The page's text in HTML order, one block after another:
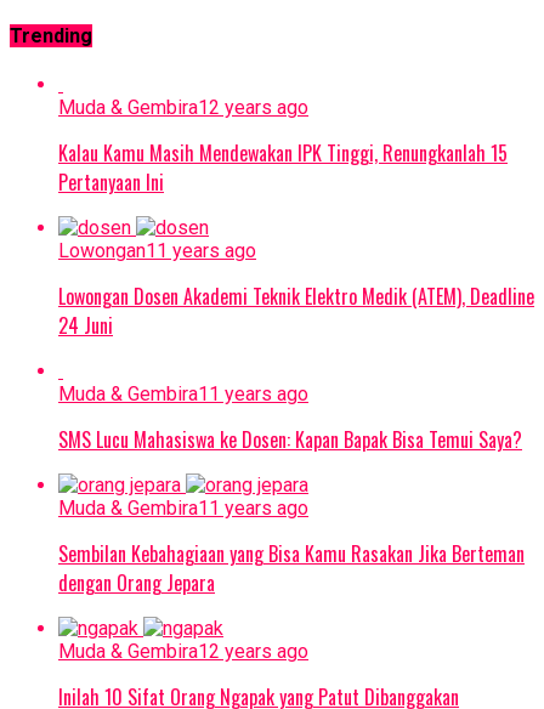
Trending
Muda & Gembira12 years ago
Kalau Kamu Masih Mendewakan IPK Tinggi, Renungkanlah 15
Pertanyaan Ini
Lowongan11 years ago
Lowongan Dosen Akademi Teknik Elektro Medik (ATEM), Deadline
24 Juni
Muda & Gembira11 years ago
SMS Lucu Mahasiswa ke Dosen: Kapan Bapak Bisa Temui Saya?
Muda & Gembira11 years ago
Sembilan Kebahagiaan yang Bisa Kamu Rasakan Jika Berteman
dengan Orang Jepara
Muda & Gembira12 years ago
Inilah 10 Sifat Orang Ngapak yang Patut Dibanggakan